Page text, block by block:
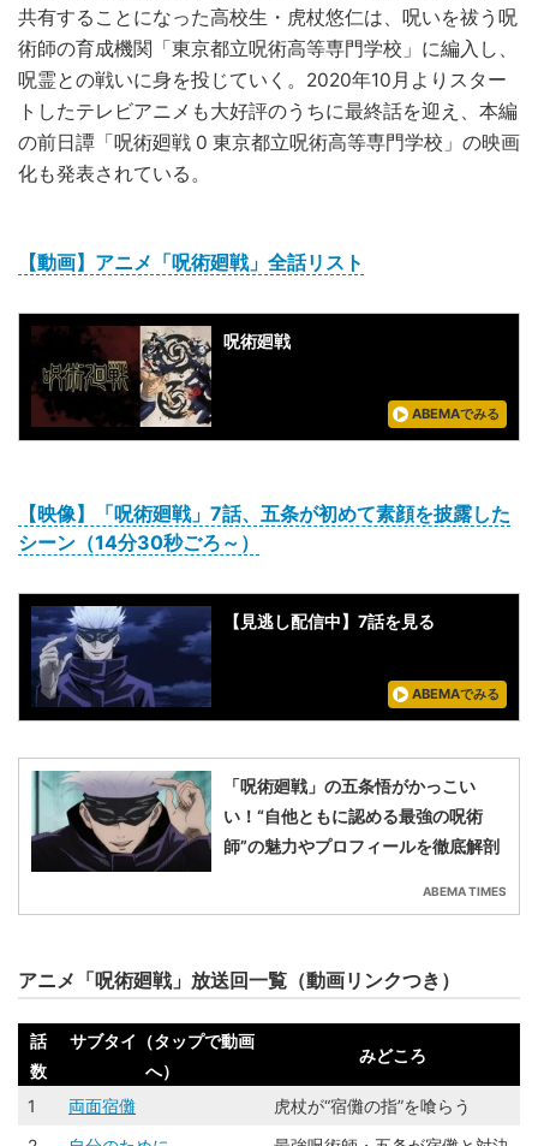
共有することになった高校生・虎杖悠仁は、呪いを祓う呪
術師の育成機関「東京都立呪術高等専門学校」に編入し、
呪霊との戦いに身を投じていく。2020年10月よりスター
トしたテレビアニメも大好評のうちに最終話を迎え、本編
の前日譚「呪術廻戦 0 東京都立呪術高等専門学校」の映画
化も発表されている。
【動画】アニメ「呪術廻戦」全話リスト
呪術廻戦
ABEMAでみる
【映像】「呪術廻戦」7話、五条が初めて素顔を披露した
シーン（14分30秒ごろ～）
【見逃し配信中】7話を見る
ABEMAでみる
「呪術廻戦」の五条悟がかっこい
い！“自他ともに認める最強の呪術
師”の魅力やプロフィールを徹底解剖
ABEMA TIMES
アニメ「呪術廻戦」放送回一覧（動画リンクつき）
話
数
サブタイ（タップで動画
へ）
みどころ
1 両面宿儺
虎杖が“宿儺の指”を喰らう